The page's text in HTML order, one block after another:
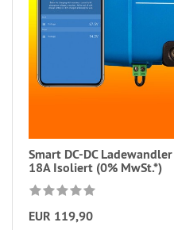
Smart DC-DC
18A Isoliert (0% MwSt.*)
EUR 119,90